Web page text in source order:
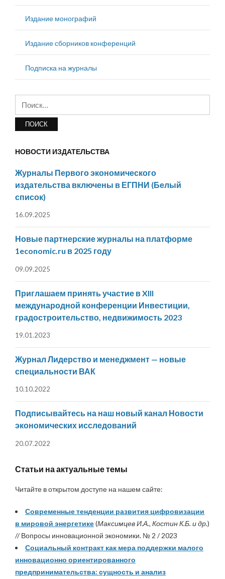
Издание монографий
Издание сборников конференций
Подписка на журналы
НОВОСТИ ИЗДАТЕЛЬСТВА
Журналы Первого экономического
издательства включены в ЕГПНИ (Белый
список)
16.09.2025
Новые партнерские журналы на платформе
1economic.ru в 2025 году
09.09.2025
Приглашаем принять участие в XIII
международной конференции Инвестиции,
градостроительство, недвижимость 2023
19.01.2023
Журнал Лидерство и менеджмент — новые
специальности ВАК
10.10.2022
Подписывайтесь на наш новый канал Новости
экономических исследований
20.07.2022
Статьи на актуальные темы
Читайте в открытом доступе на нашем сайте:
Современные тенденции развития цифровизации
в мировой энергетике(Максимцев И.А., Костин К.Б. и др.)
// Вопросы инновационной экономики. № 2 / 2023
Социальный контракт как мера поддержки малого
инновационно ориентированного
предпринимательства: сущность и анализ